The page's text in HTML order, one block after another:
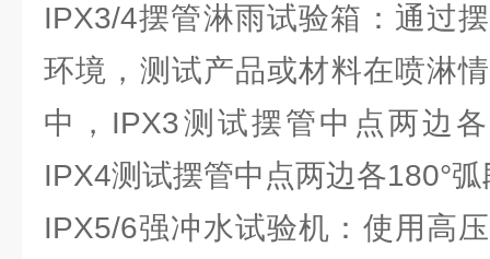
IPX3/4摆管淋雨试验箱：通过
环境，测试产品或材料在喷淋
中，IPX3测试摆管中点两边
IPX4测试摆管中点两边各180°
IPX5/6强冲水试验机：使用高